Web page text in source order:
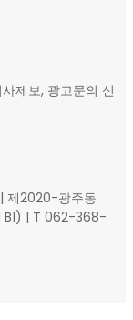
제보, 광고문의 신
제2020-광주동
B1) | T 062-368-